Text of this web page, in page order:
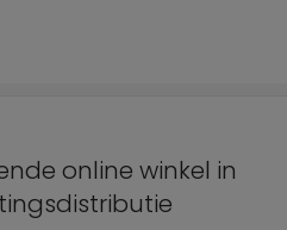
online winkel in